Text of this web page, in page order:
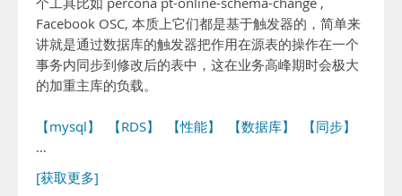
Facebook OSC, 本质上它们都是基于触发器的，简单来
讲就是通过数据库的触发器把作用在源表的操作在一个
事务内同步到修改后的表中，这在业务高峰期时会极大
的加重主库的负载。
【mysql】 【RDS】 【性能】 【数据库】
【同步】
…
[获取更多]